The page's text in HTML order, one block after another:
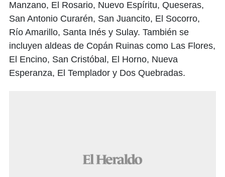
Manzano, El Rosario, Nuevo Espíritu, Queseras,
San Antonio Curarén, San Juancito, El Socorro,
Río Amarillo, Santa Inés y Sulay. También se
incluyen aldeas de Copán Ruinas como Las Flores,
El Encino, San Cristóbal, El Horno, Nueva
Esperanza, El Templador y Dos Quebradas.